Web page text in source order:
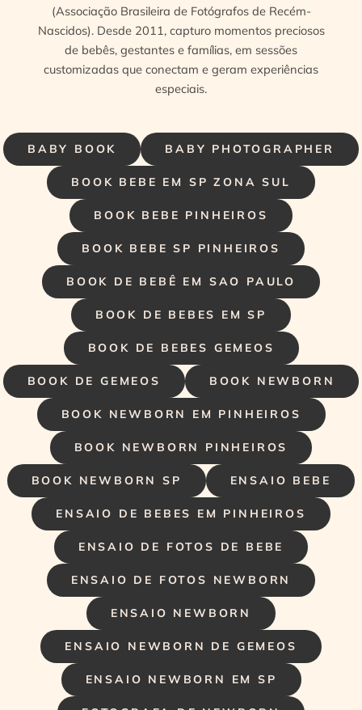
BABY BOOK BABY PHOTOGRAPHER
BOOK BEBE EM SP ZONA SUL
BOOK BEBE PINHEIROS
BOOK BEBE SP PINHEIROS
BOOK DE BEBÊ EM SAO PAULO
BOOK DE BEBES EM SP
BOOK DE BEBES GEMEOS
BOOK DE GEMEOS BOOK NEWBORN
BOOK NEWBORN EM PINHEIROS
BOOK NEWBORN PINHEIROS
BOOK NEWBORN SP ENSAIO BEBE
ENSAIO DE BEBES EM PINHEIROS
ENSAIO DE FOTOS DE BEBE
ENSAIO DE FOTOS NEWBORN
ENSAIO NEWBORN
ENSAIO NEWBORN DE GEMEOS
ENSAIO NEWBORN EM SP
(Associação Brasileira de Fotógrafos de Recém-
Nascidos). Desde 2011, capturo momentos preciosos
de bebês, gestantes e famílias, em sessões
customizadas que conectam e geram experiências
especiais.